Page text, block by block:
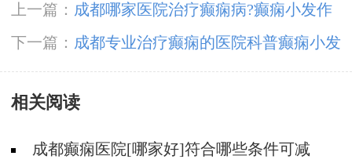
上一篇： 成都哪家医院治疗癫痫病?癫痫小发作
有什么症状?
下一篇： 成都专业治疗癫痫的医院科普癫痫小发
作患者有什么症状?
相关阅读
成都癫痫医院[哪家好]符合哪些条件可减